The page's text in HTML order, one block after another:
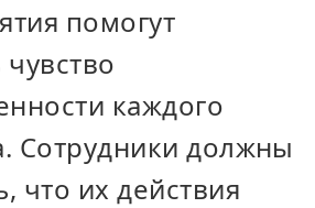
помогут
каждого
Сотрудники должны
что их действия